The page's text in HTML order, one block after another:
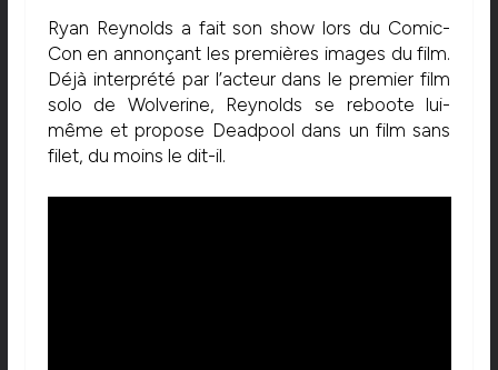
Ryan Reynolds a fait son show lors du Comic-
Con en annonçant les premières images du film.
Déjà interprété par l’acteur dans le premier film
solo de Wolverine, Reynolds se reboote lui-
même et propose Deadpool dans un film sans
filet, du moins le dit-il.